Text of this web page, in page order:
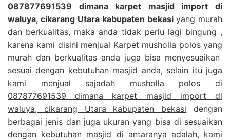
087877691539 dimana karpet masjid import di
waluya, cikarang Utara kabupaten bekasi yang murah
dan berkualitas, maka anda tidak perlu lagi bingung ,
karena kami disini menjual Karpet musholla polos yang
murah dan berkualitas anda juga bisa menyesuaikan
sesuai dengan kebutuhan masjid anda, selain itu juga
kami menjual sajadah musholla polos di
087877691539 dimana karpet masjid import di
waluya, cikarang Utara kabupaten bekasi dengan
berbagai jenis dan juga ukuran yang bisa di sesuaikan
dengan kebutuhan masjid di antaranya adalah, kami